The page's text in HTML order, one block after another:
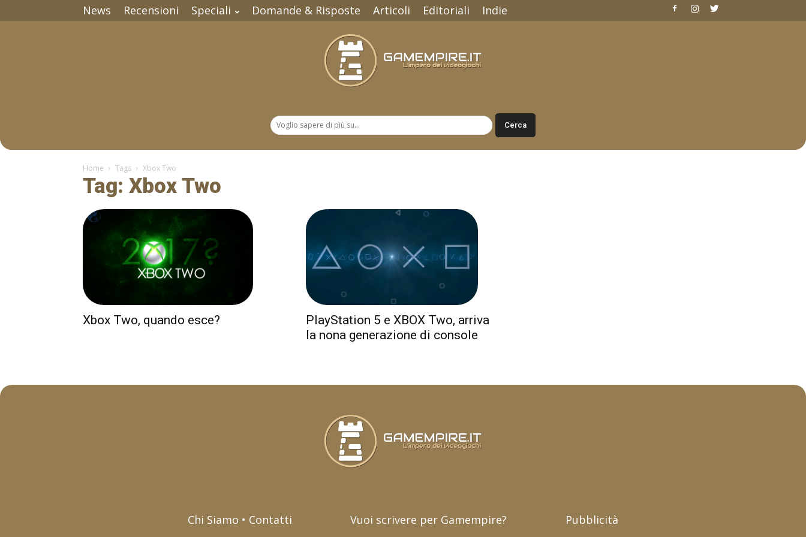
News Recensioni Speciali Domande & Risposte Articoli Editoriali Indie
Home Tags Xbox Two
Tag: Xbox Two
Xbox Two, quando esce?
PlayStation 5 e XBOX Two, arriva
la nona generazione di console
Chi Siamo • Contatti Vuoi scrivere per Gamempire? Pubblicità